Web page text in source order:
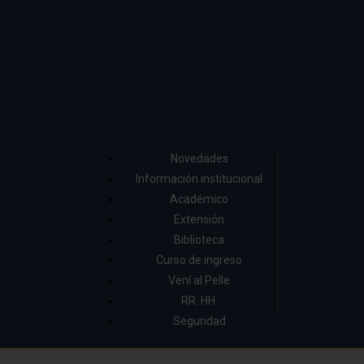
Novedades
Información institucional
Académico
Extensión
Biblioteca
Curso de ingreso
Vení al Pelle
RR. HH.
Seguridad